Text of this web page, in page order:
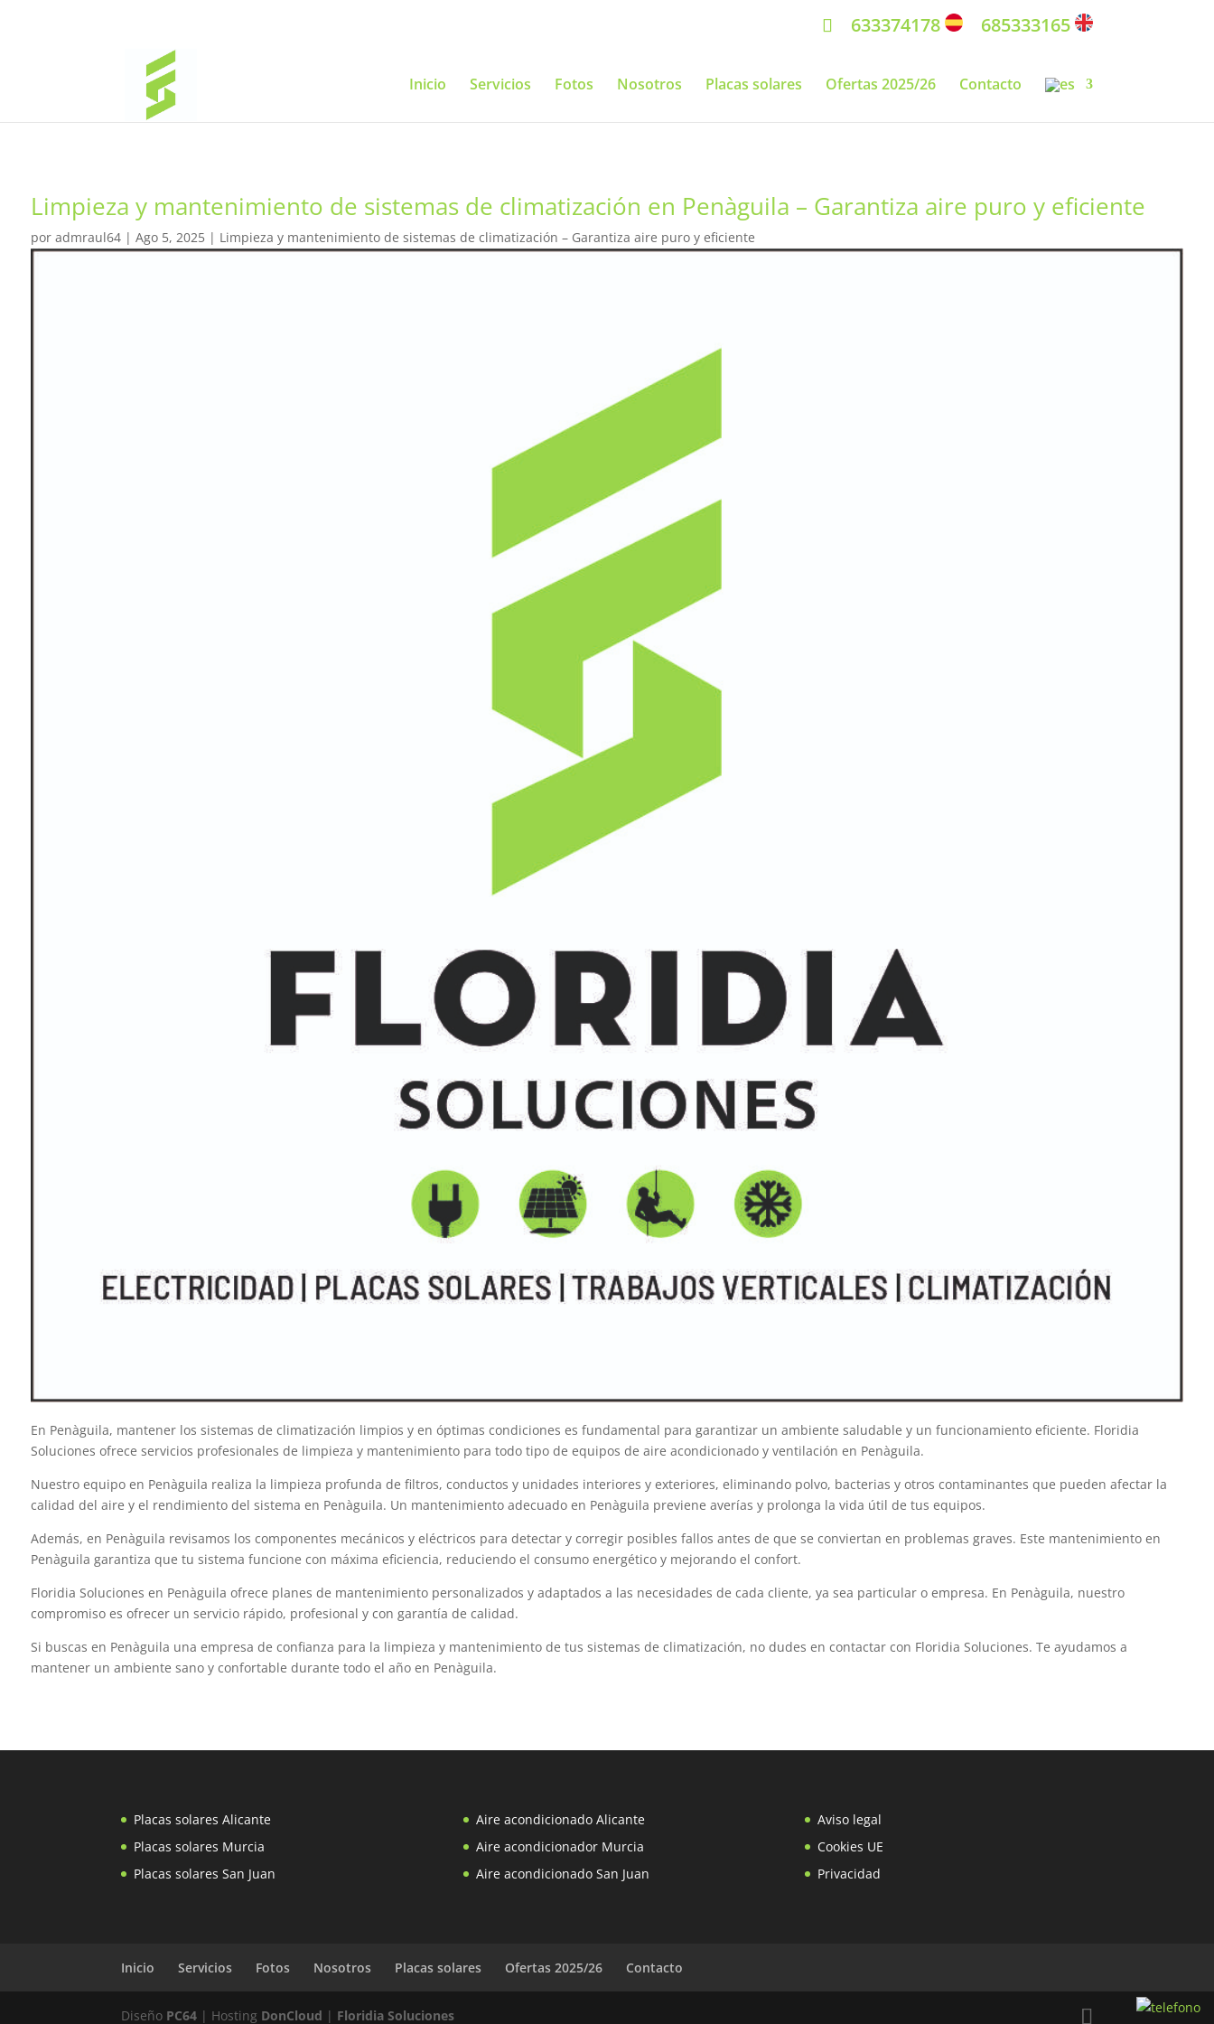
633374178 685333165
Inicio Servicios Fotos Nosotros Placas solares Ofertas 2025/26 Contacto
Limpieza y mantenimiento de sistemas de climatización en Penàguila – Garantiza aire puro y eficiente
por admraul64| Ago 5, 2025| Limpieza y mantenimiento de sistemas de climatización – Garantiza aire puro y eficiente
En Penàguila, mantener los sistemas de climatización limpios y en óptimas condiciones es fundamental para garantizar un ambiente saludable y un funcionamiento eficiente. Floridia
Soluciones ofrece servicios profesionales de limpieza y mantenimiento para todo tipo de equipos de aire acondicionado y ventilación en Penàguila.
Nuestro equipo en Penàguila realiza la limpieza profunda de filtros, conductos y unidades interiores y exteriores, eliminando polvo, bacterias y otros contaminantes que pueden afectar la
calidad del aire y el rendimiento del sistema en Penàguila. Un mantenimiento adecuado en Penàguila previene averías y prolonga la vida útil de tus equipos.
Además, en Penàguila revisamos los componentes mecánicos y eléctricos para detectar y corregir posibles fallos antes de que se conviertan en problemas graves. Este mantenimiento en
Penàguila garantiza que tu sistema funcione con máxima eficiencia, reduciendo el consumo energético y mejorando el confort.
Floridia Soluciones en Penàguila ofrece planes de mantenimiento personalizados y adaptados a las necesidades de cada cliente, ya sea particular o empresa. En Penàguila, nuestro
compromiso es ofrecer un servicio rápido, profesional y con garantía de calidad.
Si buscas en Penàguila una empresa de confianza para la limpieza y mantenimiento de tus sistemas de climatización, no dudes en contactar con Floridia Soluciones. Te ayudamos a
mantener un ambiente sano y confortable durante todo el año en Penàguila.
Placas solares Alicante
Placas solares Murcia
Placas solares San Juan
Aire acondicionado Alicante
Aire acondicionador Murcia
Aire acondicionado San Juan
Aviso legal
Cookies UE
Privacidad
Inicio Servicios Fotos Nosotros Placas solares Ofertas 2025/26 Contacto
Diseño PC64 | Hosting DonCloud | Floridia Soluciones